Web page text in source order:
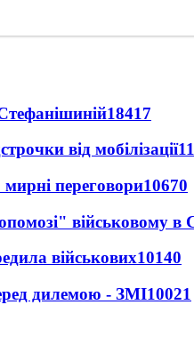
18417
від мобілізації
переговори10670
військовому в
військових10140
дилемою - ЗМІ10021